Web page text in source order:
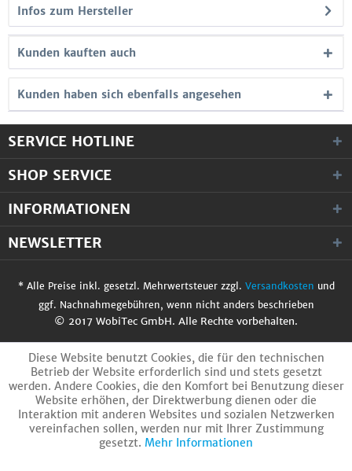
Infos zum Hersteller
Kunden kauften auch
Kunden haben sich ebenfalls angesehen
SERVICE HOTLINE
SHOP SERVICE
INFORMATIONEN
NEWSLETTER
* Alle Preise inkl. gesetzl. Mehrwertsteuer zzgl. Versandkosten und
ggf. Nachnahmegebühren, wenn nicht anders beschrieben
© 2017 WobiTec GmbH. Alle Rechte vorbehalten.
Diese Website benutzt Cookies, die für den technischen
Betrieb der Website erforderlich sind und stets gesetzt
werden. Andere Cookies, die den Komfort bei Benutzung dieser
Website erhöhen, der Direktwerbung dienen oder die
Interaktion mit anderen Websites und sozialen Netzwerken
vereinfachen sollen, werden nur mit Ihrer Zustimmung
gesetzt. Mehr Informationen